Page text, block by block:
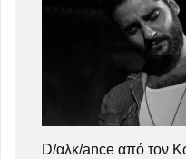
D/αλκ/ance από τον